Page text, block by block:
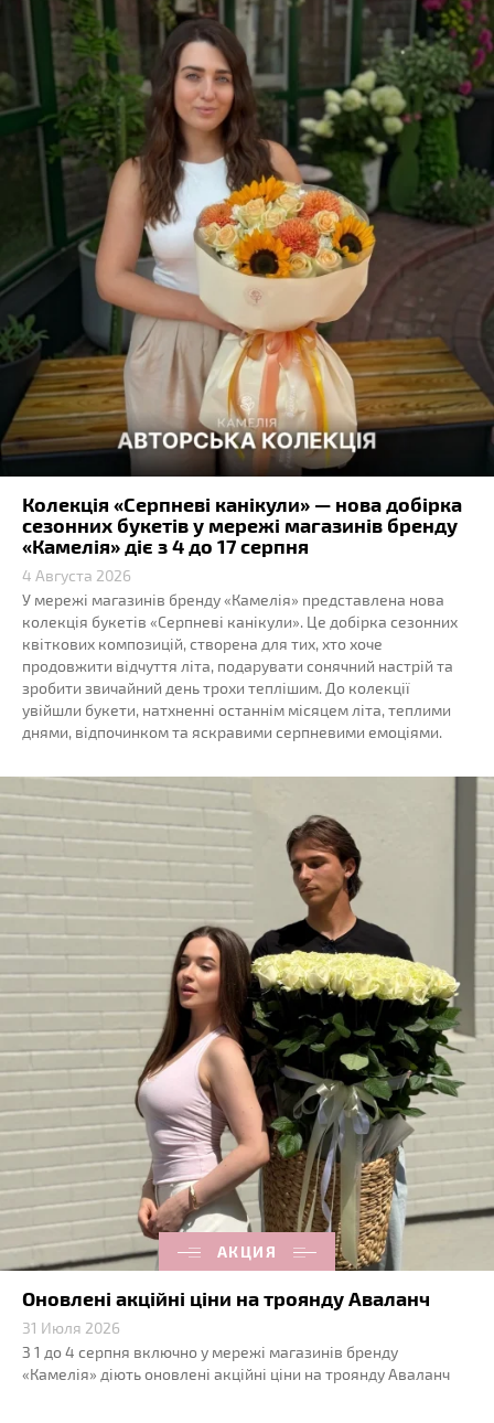
Колекція «Серпневі канікули» — нова добірка
сезонних букетів у мережі магазинів бренду
«Камелія» діє з 4 до 17 серпня
4 Августа 2026
У мережі магазинів бренду «Камелія» представлена нова
колекція букетів «Серпневі канікули». Це добірка сезонних
квіткових композицій, створена для тих, хто хоче
продовжити відчуття літа, подарувати сонячний настрій та
зробити звичайний день трохи теплішим. До колекції
увійшли букети, натхненні останнім місяцем літа, теплими
днями, відпочинком та яскравими серпневими емоціями.
АКЦИЯ
Оновлені акційні ціни на троянду Аваланч
31 Июля 2026
З 1 до 4 серпня включно у мережі магазинів бренду
«Камелія» діють оновлені акційні ціни на троянду Аваланч